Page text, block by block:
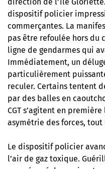
dispositif policier
commerçantes. La
pas être refoulée hors du
ligne de gendarmes qui
Immédiatement, un
particulièrement
reculer. Certains tentent
par des balles en
CGT s’agitent en
asymétrie des forces,
Le dispositif policier
l’air de gaz toxique.